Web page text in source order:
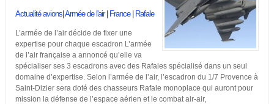
Actualité avions| Armée de l'air| France| Rafale
L’armée de l’air décide de fixer une
expertise pour chaque escadron L’armée
de l’air française a annoncé qu’elle va
spécialiser ses 3 escadrons avec des Rafales spécialisé dans un seul
domaine d’expertise. Selon l’armée de l’air, l’escadron du 1/7 Provence à
Saint-Dizier sera doté des chasseurs Rafale monoplace qui auront pour
mission la défense de l’espace aérien et le combat air-air,